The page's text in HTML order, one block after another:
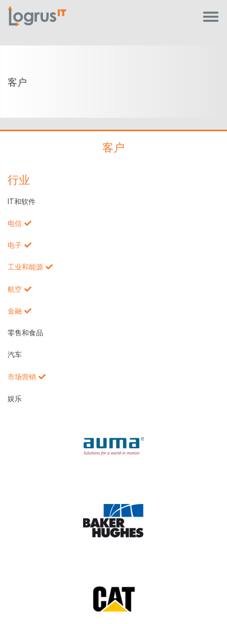
客户
客户
行业
IT和软件
电信
电子
工业和能源
航空
金融
零售和食品
汽车
市场营销
娱乐